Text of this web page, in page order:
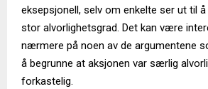
eksepsjonell, selv om enkelte ser ut til
stor alvorlighetsgrad. Det kan være
nærmere på noen av de argumentene
å begrunne at aksjonen var særlig
forkastelig.